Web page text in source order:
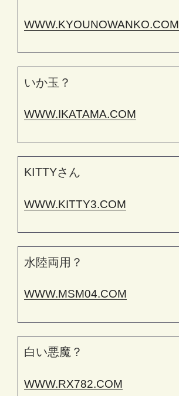
WWW.KYOUNOWANKO.COM
いか玉？
WWW.IKATAMA.COM
KITTYさん
WWW.KITTY3.COM
水陸両用？
WWW.MSM04.COM
白い悪魔？
WWW.RX782.COM